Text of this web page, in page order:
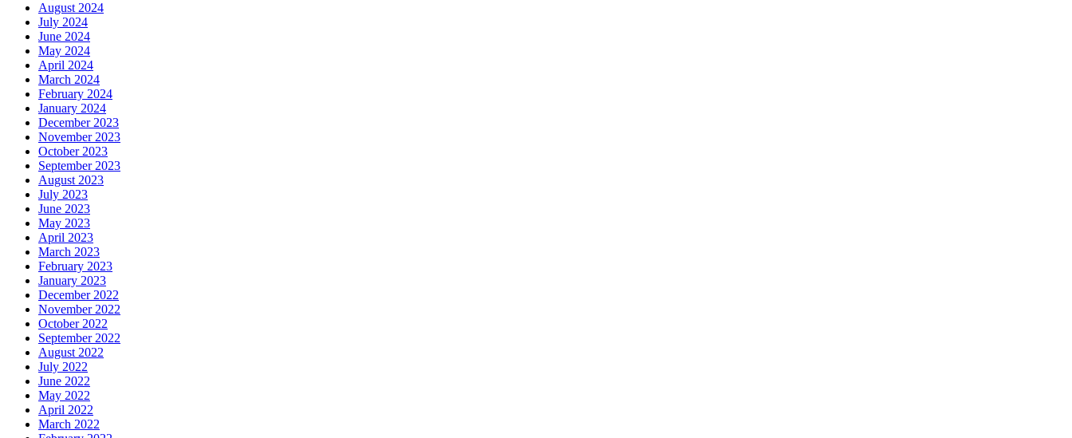
August 2024
July 2024
June 2024
May 2024
April 2024
March 2024
February 2024
January 2024
December 2023
November 2023
October 2023
September 2023
August 2023
July 2023
June 2023
May 2023
April 2023
March 2023
February 2023
January 2023
December 2022
November 2022
October 2022
September 2022
August 2022
July 2022
June 2022
May 2022
April 2022
March 2022